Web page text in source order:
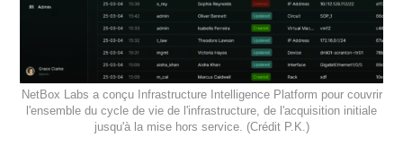
NetBox Labs a conçu Infrastructure Intelligence Platform pour couvrir
l'ensemble du cycle de vie de l'infrastructure, de l'acquisition initiale
jusqu'à la mise hors service. (Crédit P.K.)